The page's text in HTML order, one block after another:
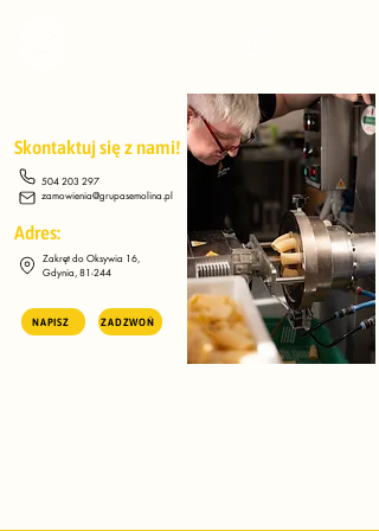
Skontaktuj się z nami!
​​504 203 297​
zamowienia@grupasemolina.pl
Zakręt do Oksywia 16,
Gdynia, 81-244
Adres:
NAPISZ ZADZWOŃ